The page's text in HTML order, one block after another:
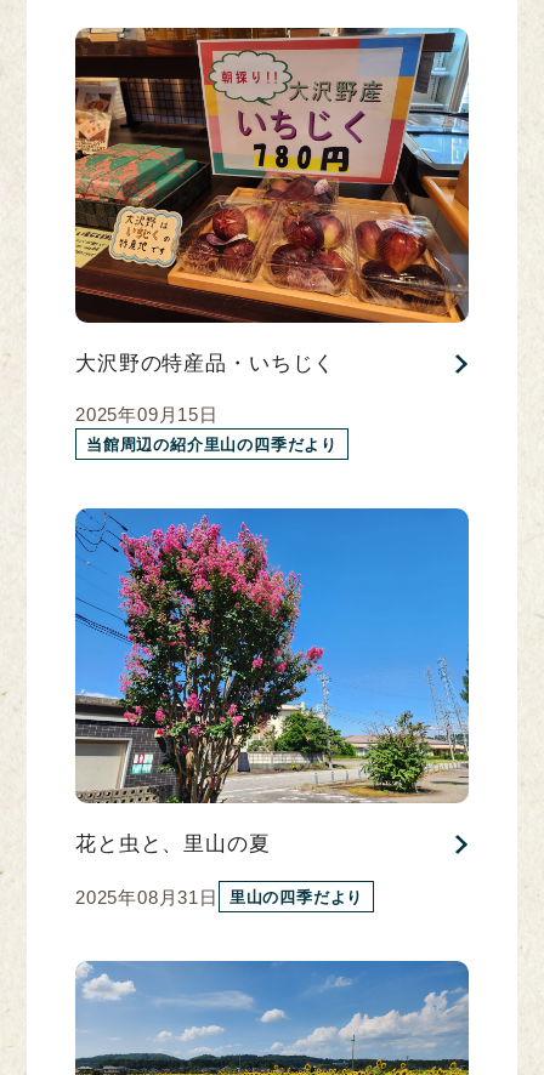
大沢野の特産品・いちじく
2025年09月15日
当館周辺の紹介里山の四季だより
花と虫と、里山の夏
2025年08月31日 里山の四季だより